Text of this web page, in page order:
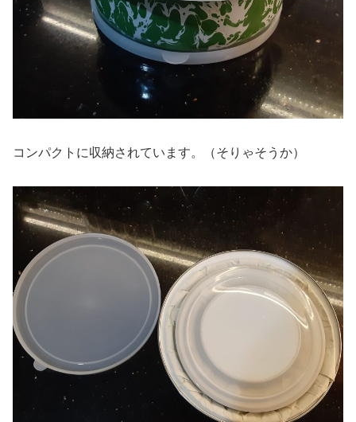
コンパクトに収納されています。（そりゃそうか）